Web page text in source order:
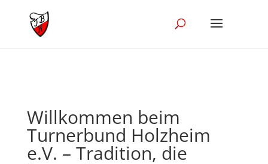
Willkommen beim
Turnerbund Holzheim
e.V. – Tradition, die